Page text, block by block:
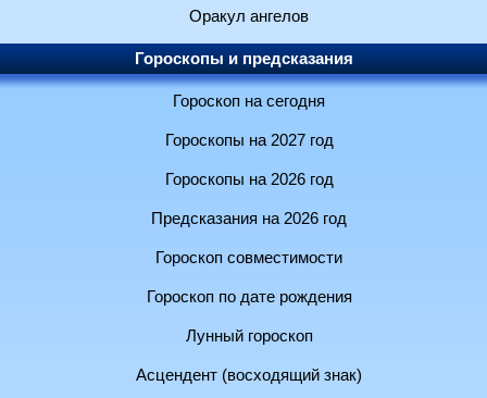
Оракул ангелов
Гороскопы и предсказания
Гороскоп на сегодня
Гороскопы на 2027 год
Гороскопы на 2026 год
Предсказания на 2026 год
Гороскоп совместимости
Гороскоп по дате рождения
Лунный гороскоп
Асцендент (восходящий знак)